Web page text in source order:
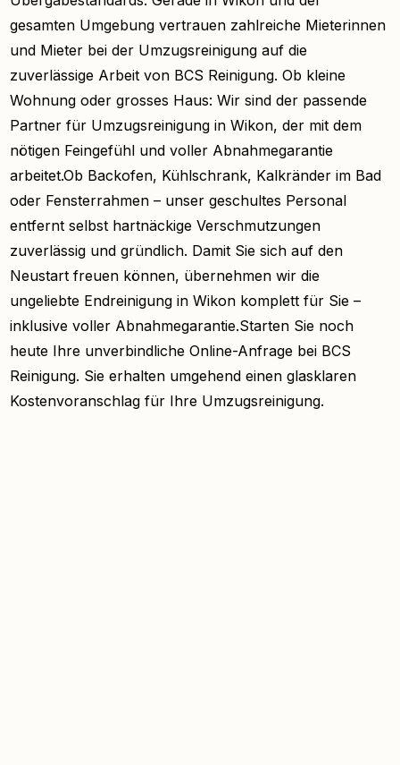
gesamten Umgebung vertrauen zahlreiche Mieterinnen
und Mieter bei der Umzugsreinigung auf die
zuverlässige Arbeit von BCS Reinigung. Ob kleine
Wohnung oder grosses Haus: Wir sind der passende
Partner für Umzugsreinigung in Wikon, der mit dem
nötigen Feingefühl und voller Abnahmegarantie
arbeitet.Ob Backofen, Kühlschrank, Kalkränder im Bad
oder Fensterrahmen – unser geschultes Personal
entfernt selbst hartnäckige Verschmutzungen
zuverlässig und gründlich. Damit Sie sich auf den
Neustart freuen können, übernehmen wir die
ungeliebte Endreinigung in Wikon komplett für Sie –
inklusive voller Abnahmegarantie.Starten Sie noch
heute Ihre unverbindliche Online-Anfrage bei BCS
Reinigung. Sie erhalten umgehend einen glasklaren
Kostenvoranschlag für Ihre Umzugsreinigung.